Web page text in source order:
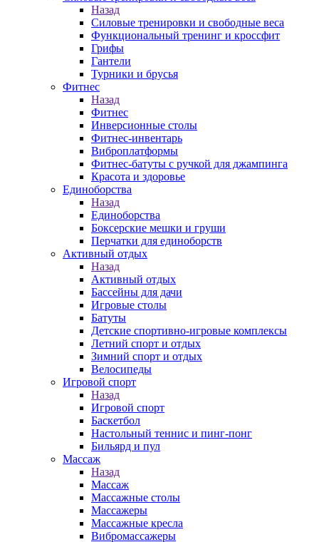
Назад
Силовые тренировки и свободные веса
Функциональный тренинг и кроссфит
Грифы
Гантели
Турники и брусья
Фитнес
Назад
Фитнес
Инверсионные столы
Фитнес-инвентарь
Виброплатформы
Фитнес-батуты с ручкой для джампинга
Красота и здоровье
Единоборства
Назад
Единоборства
Боксерские мешки и груши
Перчатки для единоборств
Активный отдых
Назад
Активный отдых
Бассейны для дачи
Игровые столы
Батуты
Детские спортивно-игровые комплексы
Летний спорт и отдых
Зимний спорт и отдых
Велосипеды
Игровой спорт
Назад
Игровой спорт
Баскетбол
Настольный теннис и пинг-понг
Бильярд и пул
Массаж
Назад
Массаж
Массажные столы
Массажеры
Массажные кресла
Вибромассажеры